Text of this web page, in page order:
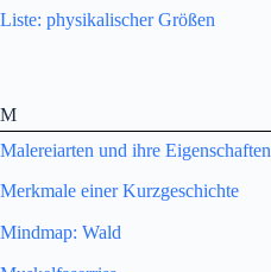
Liste: physikalischer Größen
M
Malereiarten und ihre Eigenschaften
Merkmale einer Kurzgeschichte
Mindmap: Wald